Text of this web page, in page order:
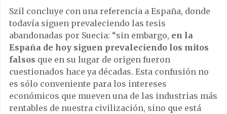
Szil concluye con una referencia a España, donde
todavía siguen prevaleciendo las tesis
abandonadas por Suecia: “sin embargo, en la
España de hoy siguen prevaleciendo los mitos
falsos que en su lugar de origen fueron
cuestionados hace ya décadas. Esta confusión no
es sólo conveniente para los intereses
económicos que mueven una de las industrias más
rentables de nuestra civilización, sino que está